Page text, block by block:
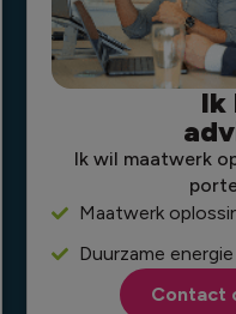
Ik
Ik wil maatwerk
Maatwerk
Duurzame energie
Contact